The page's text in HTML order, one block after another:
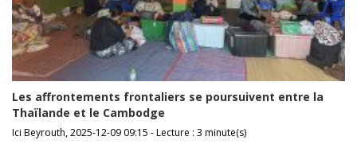
Les affrontements frontaliers se poursuivent entre la
Thaïlande et le Cambodge
Ici Beyrouth, 2025-12-09 09:15 - Lecture : 3 minute(s)